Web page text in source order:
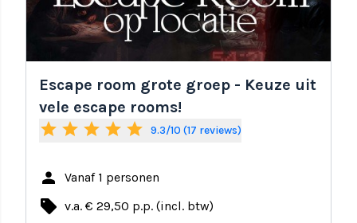
Escape room grote groep - Keuze uit
vele escape rooms!
star star star star star 9.3/10 (17 reviews)
person Vanaf 1 personen
local_offer v.a. € 29,50 p.p. (incl. btw)